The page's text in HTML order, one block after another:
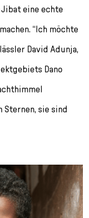
eine echte
“Ich möchte
David Adunja,
Dano
Sternen, sie sind